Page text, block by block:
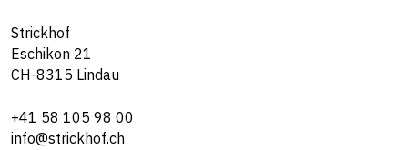
Strickhof
Eschikon 21
CH-8315 Lindau
+41 58 105 98 00
info@strickhof.ch